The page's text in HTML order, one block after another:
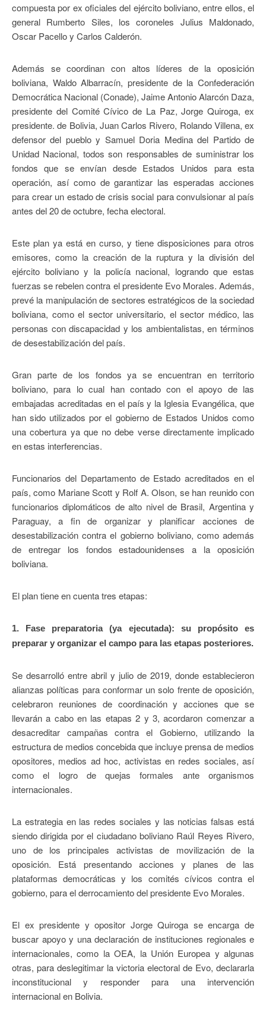
compuesta por ex oficiales del ejército boliviano, entre ellos, el
general Rumberto Siles, los coroneles Julius Maldonado,
Oscar Pacello y Carlos Calderón.
Además se coordinan con altos líderes de la oposición
boliviana, Waldo Albarracín, presidente de la Confederación
Democrática Nacional (Conade), Jaime Antonio Alarcón Daza,
presidente del Comité Cívico de La Paz, Jorge Quiroga, ex
presidente. de Bolivia, Juan Carlos Rivero, Rolando Villena, ex
defensor del pueblo y Samuel Doria Medina del Partido de
Unidad Nacional, todos son responsables de suministrar los
fondos que se envían desde Estados Unidos para esta
operación, así como de garantizar las esperadas acciones
para crear un estado de crisis social para convulsionar al país
antes del 20 de octubre, fecha electoral.
Este plan ya está en curso, y tiene disposiciones para otros
emisores, como la creación de la ruptura y la división del
ejército boliviano y la policía nacional, logrando que estas
fuerzas se rebelen contra el presidente Evo Morales. Además,
prevé la manipulación de sectores estratégicos de la sociedad
boliviana, como el sector universitario, el sector médico, las
personas con discapacidad y los ambientalistas, en términos
de desestabilización del país.
Gran parte de los fondos ya se encuentran en territorio
boliviano, para lo cual han contado con el apoyo de las
embajadas acreditadas en el país y la Iglesia Evangélica, que
han sido utilizados por el gobierno de Estados Unidos como
una cobertura ya que no debe verse directamente implicado
en estas interferencias.
Funcionarios del Departamento de Estado acreditados en el
país, como Mariane Scott y Rolf A. Olson, se han reunido con
funcionarios diplomáticos de alto nivel de Brasil, Argentina y
Paraguay, a fin de organizar y planificar acciones de
desestabilización contra el gobierno boliviano, como además
de entregar los fondos estadounidenses a la oposición
boliviana.
El plan tiene en cuenta tres etapas:
1. Fase preparatoria (ya ejecutada): su propósito es
preparar y organizar el campo para las etapas posteriores.
Se desarrolló entre abril y julio de 2019, donde establecieron
alianzas políticas para conformar un solo frente de oposición,
celebraron reuniones de coordinación y acciones que se
llevarán a cabo en las etapas 2 y 3, acordaron comenzar a
desacreditar campañas contra el Gobierno, utilizando la
estructura de medios concebida que incluye prensa de medios
opositores, medios ad hoc, activistas en redes sociales, así
como el logro de quejas formales ante organismos
internacionales.
La estrategia en las redes sociales y las noticias falsas está
siendo dirigida por el ciudadano boliviano Raúl Reyes Rivero,
uno de los principales activistas de movilización de la
oposición. Está presentando acciones y planes de las
plataformas democráticas y los comités cívicos contra el
gobierno, para el derrocamiento del presidente Evo Morales.
El ex presidente y opositor Jorge Quiroga se encarga de
buscar apoyo y una declaración de instituciones regionales e
internacionales, como la OEA, la Unión Europea y algunas
otras, para deslegitimar la victoria electoral de Evo, declararla
inconstitucional y responder para una intervención
internacional en Bolivia.